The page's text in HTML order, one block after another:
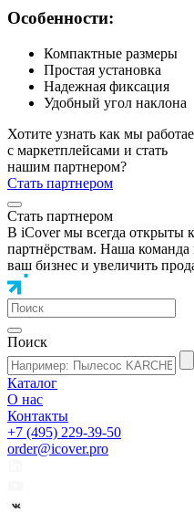
Особенности:
Компактные размеры
Простая установка
Надежная фиксация
Удобный угол наклона
Хотите узнать как мы
с маркетплейсами и стать
нашим партнером?
Стать партнером
Стать партнером
В iCover мы всегда открыты
партнёрствам. Наша
ваш бизнес и увеличить
Поиск
Каталог
О нас
Контакты
+7 (495) 229-39-50
order@icover.pro